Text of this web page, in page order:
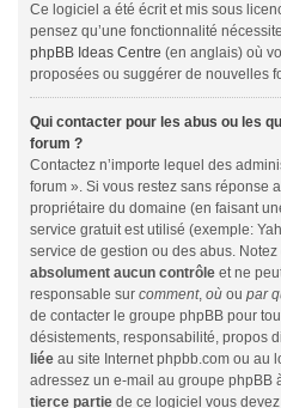
Ce logiciel a été écrit et mis sous
pensez qu’une fonctionnalité
phpBB Ideas Centre (en anglais) où
proposées ou suggérer de nouvelles
Qui contacter pour les abus ou les
forum ?
Contactez n’importe lequel des
forum ». Si vous restez sans réponse
propriétaire du domaine (en faisant
service gratuit est utilisé (exemple:
service de gestion ou des abus.
absolument aucun contrôle et ne
responsable sur comment, où ou par
de contacter le groupe phpBB pour
désistements, responsabilité, propos
liée au site Internet phpbb.com ou au
adressez un e-mail au groupe phpBB
tierce partie de ce logiciel vous